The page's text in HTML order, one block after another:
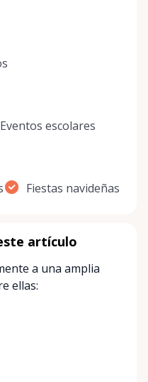
Eventos escolares
Fiestas navideñas
artículo
a una amplia
ellas: